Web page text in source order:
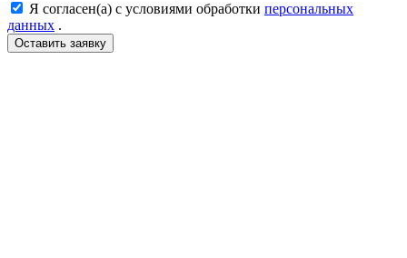
Я согласен(а) с условиями обработки персональных
данных .